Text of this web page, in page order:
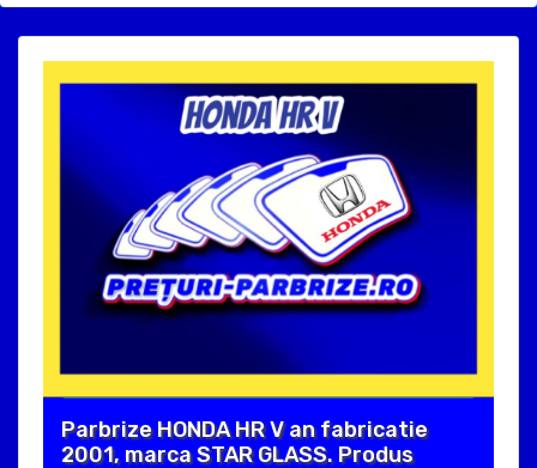
Parbrize HONDA HR V an fabricatie
2001, marca STAR GLASS. Produs